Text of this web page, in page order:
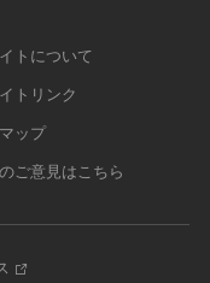
トについて
トリンク
ップ
ご意見はこちら